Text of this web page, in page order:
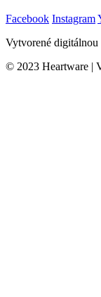
Facebook Instagram
Vytvorené digitálnou
© 2023 Heartware |